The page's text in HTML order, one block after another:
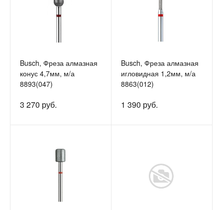
Busch, Фреза алмазная
конус 4,7мм, м/а
8893(047)
3 270 руб.
Busch, Фреза алмазная
игловидная 1,2мм, м/а
8863(012)
1 390 руб.